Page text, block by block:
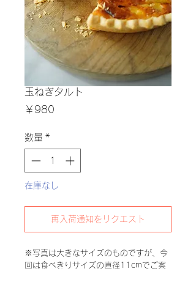
玉ねぎタルト
￥980
数量 *
在庫なし
再入荷通知をリクエスト
※写真は大きなサイズのものですが、今
回は食べきりサイズの直径11cmでご案